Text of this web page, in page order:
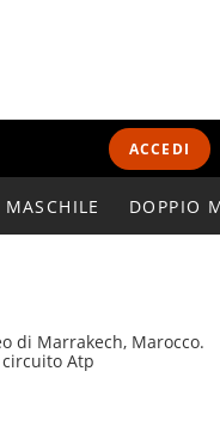
ACCEDI
DOPPIO
di Marrakech, Marocco.
Atp